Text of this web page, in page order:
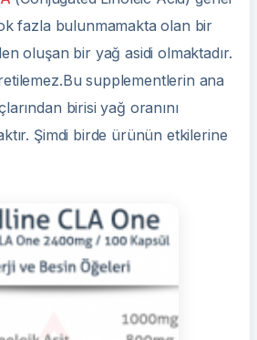
fazla bulunmamakta olan bir
oluşan bir yağ asidi olmaktadır.
supplementlerin ana
birisi yağ oranını
Şimdi birde ürünün etkilerine